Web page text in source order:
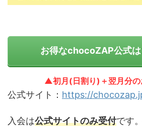
お得なchocoZAP公式は
▲初月(日割り)＋翌月分
公式サイト： https://
入会は公式サイトのみ受付です